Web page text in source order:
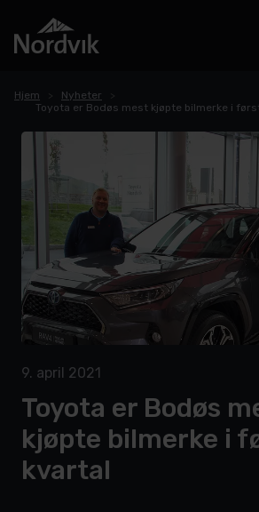
Hjem
Nyheter
Toyota er Bodøs mest kjøpte bilmerke i
9. april 2021
Toyota er Bodøs
kjøpte bilmerke i
kvartal